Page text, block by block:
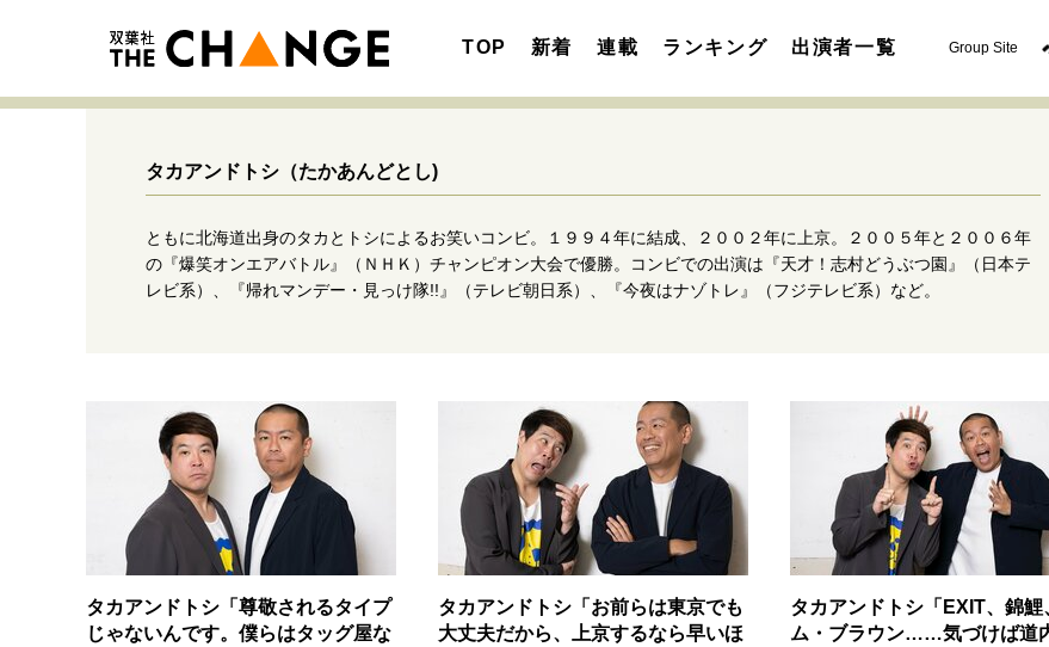
TOP 新着 連載 ランキング 出演者一覧 Group Site
SPECIAL 注目の記事テーマで探す
キャリア・働き方 セカンドキャリアの描き方 大人の学び直し
夢を掴む選択
経営・ビジネス リーダーの流儀 変革の原動力 次世代へのバトン
マインドセット 重圧との向き合い方 一流のルーティン 20代の現在地
タカアンドトシ （たかあんどとし)
ともに北海道出身のタカとトシによるお笑いコンビ。１９９４年に結成、２００２年に上京。２００５年と２００６年
の『爆笑オンエアバトル』（ＮＨＫ）チャンピオン大会で優勝。コンビでの出演は『天才！志村どうぶつ園』（日本テ
レビ系）、『帰れマンデー・見っけ隊!!』（テレビ朝日系）、『今夜はナゾトレ』（フジテレビ系）など。
タカアンドトシ「尊敬されるタイプ
じゃないんです。僕らはタッグ屋な
タカアンドトシ「お前らは東京でも
大丈夫だから、上京するなら早いほ
タカアンドトシ「EXIT、錦鯉
ム・ブラウン……気づけば道